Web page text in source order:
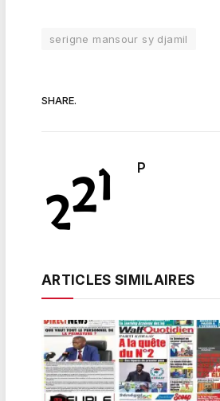
serigne mansour sy djamil
SHARE.
P
ARTICLES SIMILAIRES